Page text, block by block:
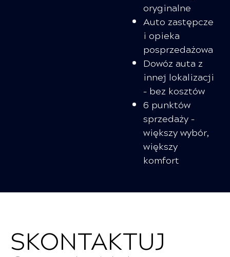
oryginalne
Auto zastępcze
i opieka
posprzedażowa
Dowóz auta z
innej lokalizacji
– bez kosztów
6 punktów
sprzedaży –
większy wybór,
większy
komfort
SKONTAKTUJ